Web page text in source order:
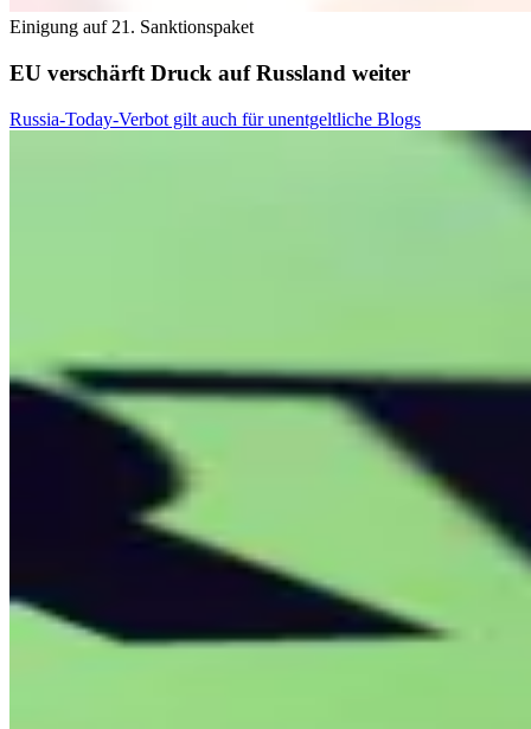
Einigung auf 21. Sanktionspaket
EU verschärft Druck auf Russland weiter
Russia-Today-Verbot gilt auch für unentgeltliche Blogs